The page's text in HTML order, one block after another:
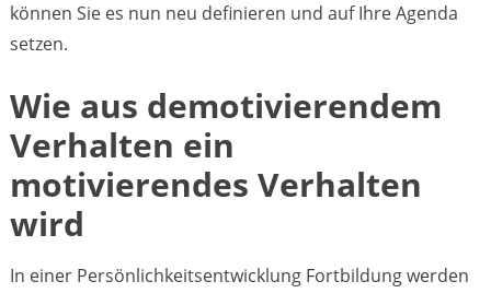
können Sie es nun neu definieren und auf Ihre Agenda
setzen.
Wie aus demotivierendem
Verhalten ein
motivierendes Verhalten
wird
In einer Persönlichkeitsentwicklung Fortbildung werden